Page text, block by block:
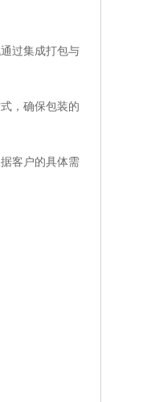
过集成打包与
，确保包装的
客户的具体需